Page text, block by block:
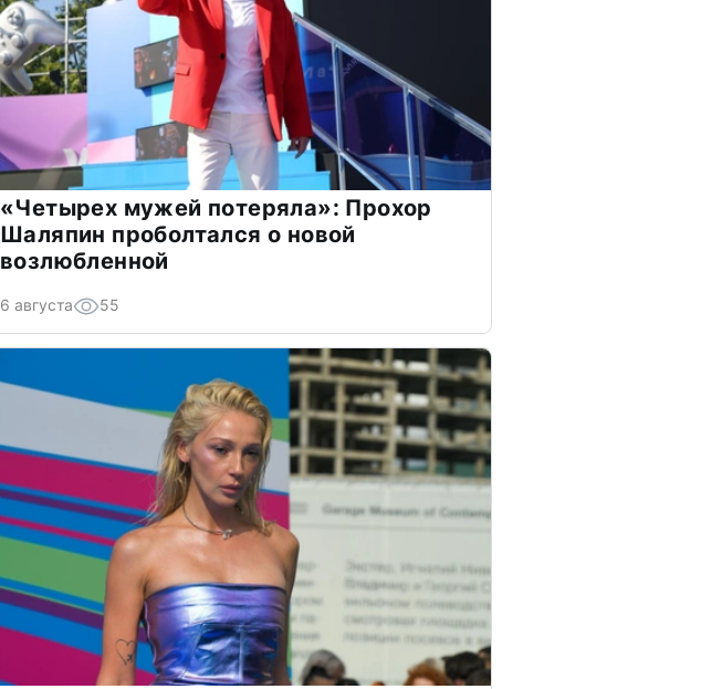
«Четырех мужей потеряла»: Прохор
Шаляпин проболтался о новой
возлюбленной
6 августа 55